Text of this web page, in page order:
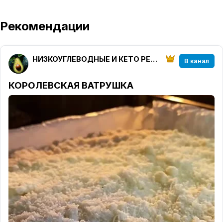
Рекомендации
НИЗКОУГЛЕВОДНЫЕ И КЕТО РЕЦЕПТЫ от ketoparanoia В канал
КОРОЛЕВСКАЯ ВАТРУШКА